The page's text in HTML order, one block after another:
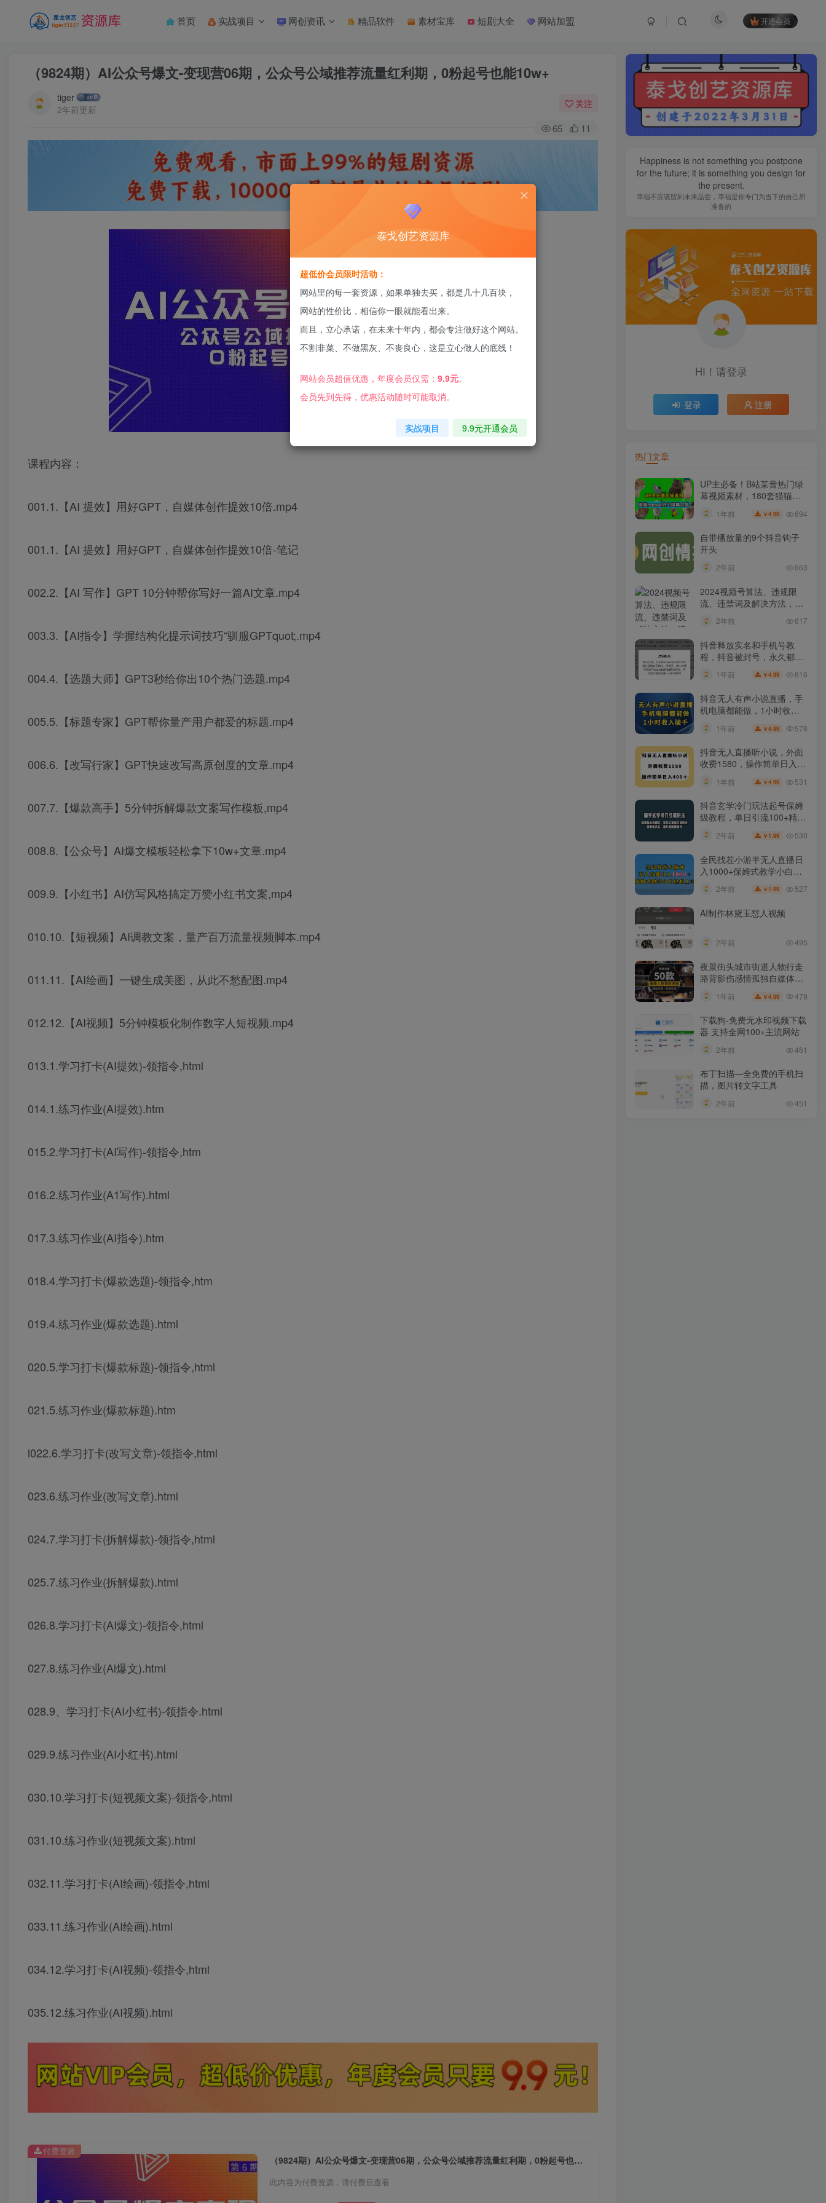
首页 实战项目 网创资讯 精品软件 素材宝库 短剧大全 网站加盟 开通会员
（9824期）AI公众号爆文-变现营06期，公众号公域推荐流量红利期，0粉起号也能10w+
tiger
2年前更新
关注
65 11
课程内容：
001.1.【AI 提效】用好GPT，自媒体创作提效10倍.mp4
001.1.【AI 提效】用好GPT，自媒体创作提效10倍-笔记
002.2.【AI 写作】GPT 10分钟帮你写好一篇AI文章.mp4
003.3.【AI指令】学握结构化提示词技巧“驯服GPTquot;.mp4
004.4.【选题大师】GPT3秒给你出10个热门选题.mp4
005.5.【标题专家】GPT帮你量产用户都爱的标题.mp4
006.6.【改写行家】GPT快速改写高原创度的文章.mp4
007.7.【爆款高手】5分钟拆解爆款文案写作模板,mp4
008.8.【公众号】AI爆文模板轻松拿下10w+文章.mp4
009.9.【小红书】AI仿写风格搞定万赞小红书文案,mp4
010.10.【短视频】AI调教文案，量产百万流量视频脚本.mp4
011.11.【AI绘画】一键生成美图，从此不愁配图.mp4
012.12.【AI视频】5分钟模板化制作数字人短视频.mp4
013.1.学习打卡(AI提效)-领指令,html
014.1.练习作业(AI提效).htm
015.2.学习打卡(AI写作)-领指令,htm
016.2.练习作业(A1写作).html
017.3.练习作业(AI指令).htm
018.4.学习打卡(爆款选题)-领指令,htm
019.4.练习作业(爆款选题).html
020.5.学习打卡(爆款标题)-领指令,html
021.5.练习作业(爆款标题).htm
l022.6.学习打卡(改写文章)-领指令,html
023.6.练习作业(改写文章).html
024.7.学习打卡(拆解爆款)-领指令,html
025.7.练习作业(拆解爆款).html
026.8.学习打卡(AI爆文)-领指令,html
027.8.练习作业(Al爆文).html
028.9、学习打卡(AI小红书)-领指令.html
029.9.练习作业(AI小红书).html
030.10.学习打卡(短视频文案)-领指令,html
031.10.练习作业(短视频文案).html
032.11.学习打卡(AI绘画)-领指令,html
033.11.练习作业(AI绘画).html
034.12.学习打卡(AI视频)-领指令,html
035.12.练习作业(AI视频).html
（9824期）AI公众号爆文-变现营06期，公众号公域推荐流量红利期，0粉起号也能10w+
此内容为付费资源，请付费后查看
付费资源
Happiness is not something you postpone
for the future; it is something you design for
the present.
幸福不应该留到未来品尝，幸福是你专门为当下的自己所
准备的
HI！请登录
登录 注册
热门文章
UP主必备！B站某音热门绿
幕视频素材，180套猫猫
meme动态绿幕合集包，含
背景图BGM，含使用教程
1年前 ￥4.99 694
自带播放量的9个抖音钩子
开头
2年前 663
2024视频号算法、违规限
流、违禁词及解决方法，建
2年前 617
抖音释放实名和手机号教
程，抖音被封号，永久都可
1年前 ￥4.99 616
抖音无人有声小说直播，手
机电脑都能做，1小时收入
1年前 ￥4.99 578
抖音无人直播听小说，外面
收费1580，操作简单日入
400+【揭秘】
1年前 ￥4.99 531
抖音玄学冷门玩法起号保姆
级教程，单日引流100+精准
玄学粉
2年前 ￥ 1.99 530
全民找茬小游半无人直播日
入1000+保姆式教学小白轻
2年前 ￥ 1.99 527
AI制作林黛玉怼人视频
2年前 495
夜景街头城市街道人物行走
路背影伤感情孤独自媒体抖
1年前 ￥4.99 479
下载狗-免费无水印视频下载
器 支持全网100+主流网站​
2年前 461
布丁扫描—全免费的手机扫
描，图片转文字工具
2年前 451
泰戈创艺资源库
超低价会员限时活动：
网站里的每一套资源，如果单独去买，都是几十几百块，
网站的性价比，相信你一眼就能看出来。
而且，立心承诺，在未来十年内，都会专注做好这个网站。
不割非菜、不做黑灰、不丧良心，这是立心做人的底线！
网站会员超值优惠，年度会员仅需： 9.9元。
会员先到先得，优惠活动随时可能取消。
实战项目 9.9元开通会员